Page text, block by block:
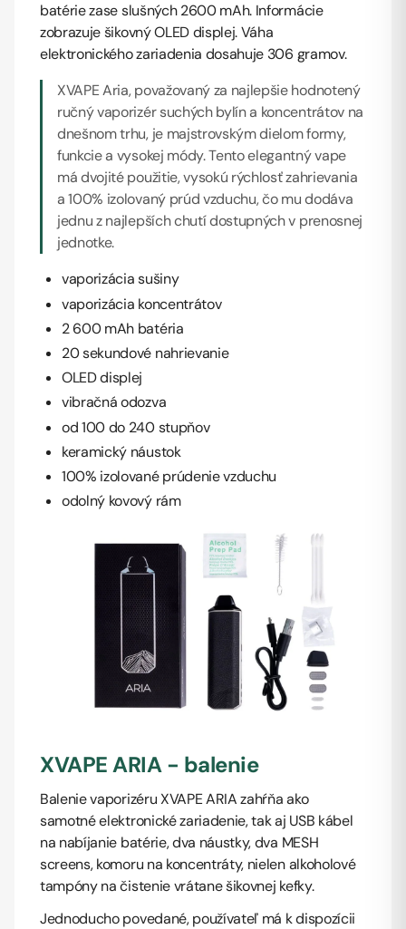
batérie zase slušných 2600 mAh. Informácie
zobrazuje šikovný OLED displej. Váha
elektronického zariadenia dosahuje 306 gramov.
XVAPE Aria, považovaný za najlepšie hodnotený
ručný vaporizér suchých bylín a koncentrátov na
dnešnom trhu, je majstrovským dielom formy,
funkcie a vysokej módy. Tento elegantný vape
má dvojité použitie, vysokú rýchlosť zahrievania
a 100% izolovaný prúd vzduchu, čo mu dodáva
jednu z najlepších chutí dostupných v prenosnej
jednotke.
vaporizácia sušiny
vaporizácia koncentrátov
2 600 mAh batéria
20 sekundové nahrievanie
OLED displej
vibračná odozva
od 100 do 240 stupňov
keramický náustok
100% izolované prúdenie vzduchu
odolný kovový rám
XVAPE ARIA - balenie
Balenie vaporizéru XVAPE ARIA zahŕňa ako
samotné elektronické zariadenie, tak aj USB kábel
na nabíjanie batérie, dva náustky, dva MESH
screens, komoru na koncentráty, nielen alkoholové
tampóny na čistenie vrátane šikovnej kefky.
Jednoducho povedané, používateľ má k dispozícii